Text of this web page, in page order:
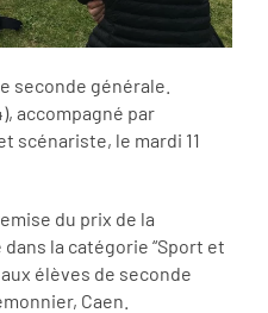
seconde générale.
accompagné par
scénariste, le mardi 11
du prix de la
la catégorie “Sport et
élèves de seconde
Caen.